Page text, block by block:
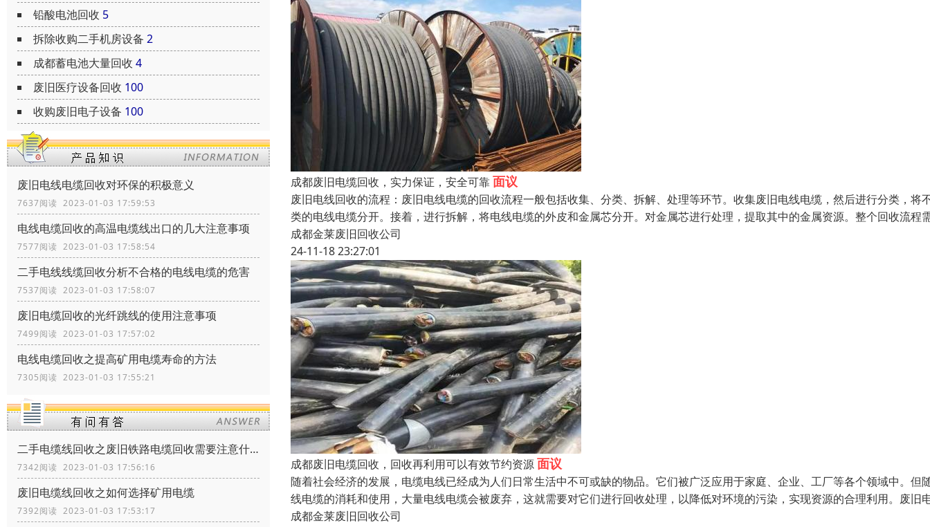
铅酸电池回收 5
拆除收购二手机房设备 2
成都蓄电池大量回收 4
废旧医疗设备回收 100
收购废旧电子设备 100
废旧电线电缆回收对环保的积极意义
7637阅读 2023-01-03 17:59:53
电线电缆回收的高温电缆线出口的几大注意事项
7577阅读 2023-01-03 17:58:54
二手电线线缆回收分析不合格的电线电缆的危害
7537阅读 2023-01-03 17:58:07
废旧电缆回收的光纤跳线的使用注意事项
7499阅读 2023-01-03 17:57:02
电线电缆回收之提高矿用电缆寿命的方法
7305阅读 2023-01-03 17:55:21
二手电缆线回收之废旧铁路电缆回收需要注意什么
7342阅读 2023-01-03 17:56:16
废旧电缆线回收之如何选择矿用电缆
7392阅读 2023-01-03 17:53:17
成都废旧电缆回收，实力保证，安全可靠面议
废旧电线回收的流程：废旧电线电缆的回收流程一般包括收集、分类、拆解、处理等环节。收集废旧电线电缆，然后进行分类，将
类的电线电缆分开。接着，进行拆解，将电线电缆的外皮和金属芯分开。对金属芯进行处理，提取其中的金属资源。整个回收流程
成都金莱废旧回收公司
24-11-18 23:27:01
成都废旧电缆回收，回收再利用可以有效节约资源面议
随着社会经济的发展，电缆电线已经成为人们日常生活中不可或缺的物品。它们被广泛应用于家庭、企业、工厂等各个领域中。但
线电缆的消耗和使用，大量电线电缆会被废弃，这就需要对它们进行回收处理，以降低对环境的污染，实现资源的合理利用。废旧
成都金莱废旧回收公司